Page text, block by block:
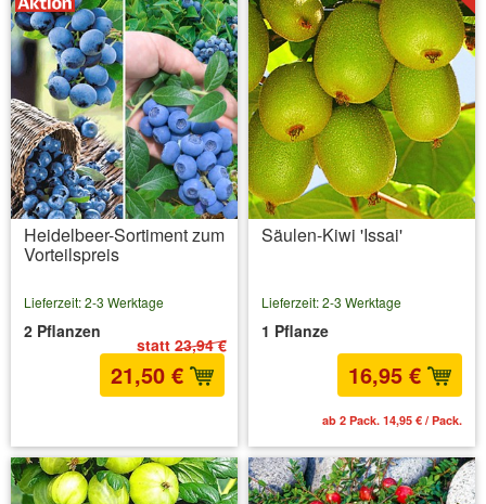
Heidelbeer-Sortiment zum
Vorteilspreis
statt 23,94 €
Lieferzeit: 2-3 Werktage
2 Pflanzen
21,50 €
Säulen-Kiwi 'Issai'
Lieferzeit: 2-3 Werktage
1 Pflanze
16,95 €
ab 2 Pack. 14,95 € / Pack.